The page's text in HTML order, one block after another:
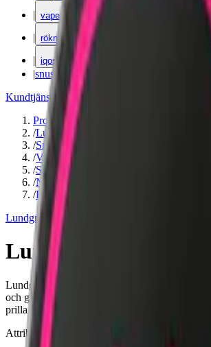
| vape
| rökning
| iqos
|snuskuriren
Kundtjänst | Varumärken
Produkter
/Lundgrens
/Snus
/Vit Portion
/Slim
/Normal
/Frukt
Lundgrens
Lundgrens Österlen
Lundgrens Österlen Slim Vit är ett fruktigt
och gula äpplen. Slim prilla och normal
prilla.
Attribut